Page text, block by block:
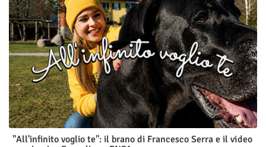
"All'infinito voglio te": il brano di Francesco Serra e il video